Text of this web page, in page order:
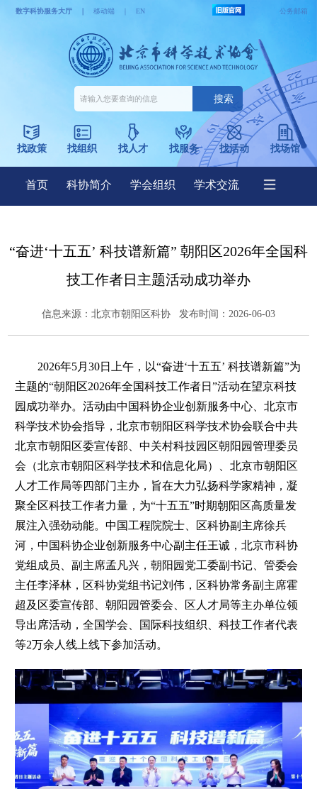
“奋进‘十五五’ 科技谱新篇” 朝阳区2026年全国科
技工作者日主题活动成功举办
信息来源： 北京市朝阳区科协 发布时间：2026-06-03
2026年5月30日上午，以“奋进‘十五五’ 科技谱新篇”为
主题的“朝阳区2026年全国科技工作者日”活动在望京科技
园成功举办。活动由中国科协企业创新服务中心、北京市
科学技术协会指导，北京市朝阳区科学技术协会联合中共
北京市朝阳区委宣传部、中关村科技园区朝阳园管理委员
会（北京市朝阳区科学技术和信息化局）、北京市朝阳区
人才工作局等四部门主办，旨在大力弘扬科学家精神，凝
聚全区科技工作者力量，为“十五五”时期朝阳区高质量发
展注入强劲动能。中国工程院院士、区科协副主席徐兵
河，中国科协企业创新服务中心副主任王诚，北京市科协
党组成员、副主席孟凡兴，朝阳园党工委副书记、管委会
主任李泽林，区科协党组书记刘伟，区科协常务副主席霍
超及区委宣传部、朝阳园管委会、区人才局等主办单位领
导出席活动，全国学会、国际科技组织、科技工作者代表
等2万余人线上线下参加活动。